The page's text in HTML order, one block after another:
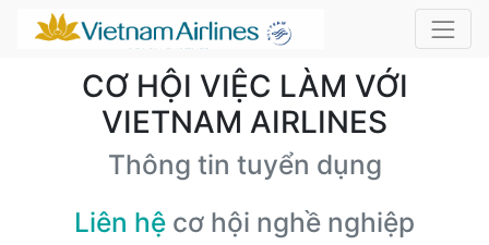
CƠ HỘI VIỆC LÀM VỚI
VIETNAM AIRLINES
Thông tin tuyển dụng
Liên hệ cơ hội nghề nghiệp